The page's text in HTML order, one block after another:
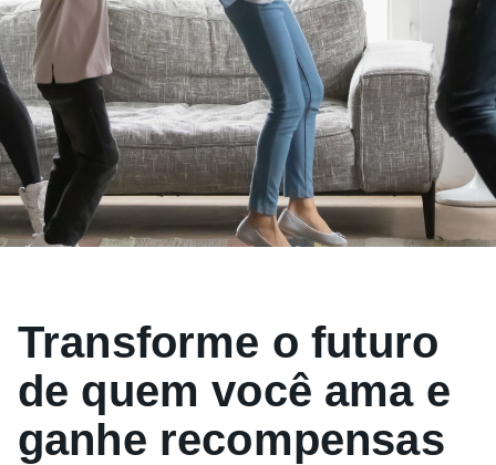
Transforme o futuro
de quem você ama e
ganhe recompensas